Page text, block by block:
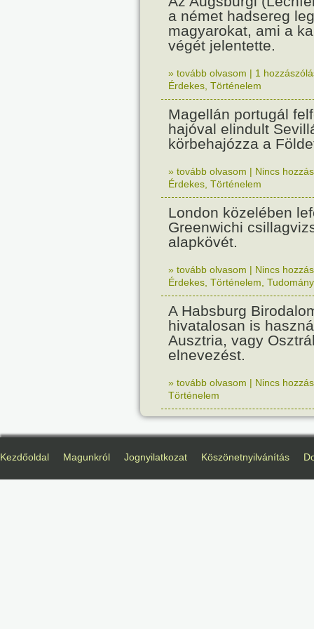
a német hadsereg
magyarokat, ami a
végét jelentette.
» tovább olvasom | 1
Érdekes Történelem
Magellán portugál
hajóval elindult
körbehajózza a
» tovább olvasom | Nincs
Érdekes Történelem
London közelében
Greenwichi
alapkövét.
» tovább olvasom | Nincs
Érdekes Történelem Tudomány
A Habsburg
hivatalosan is
Ausztria, vagy
elnevezést.
» tovább olvasom | Nincs
Történelem
Kezdőoldal Magunkról Jognyilatkozat Köszönetnyilvánítás